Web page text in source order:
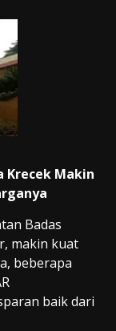
Krecek Makin
Badas
makin kuat
beberapa
baik dari